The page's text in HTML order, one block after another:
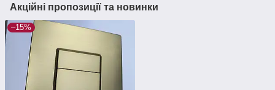
Акційні пропозиції та новинки
–15%